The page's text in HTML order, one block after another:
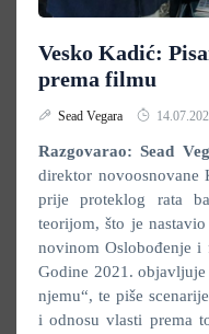
Vesko Kadić:
prema filmu
Sead Vegara
Razgovarao: Sead
direktor novoosnovane
prije proteklog rata
teorijom, što je
novinom Oslobođenje
Godine 2021.
njemu“, te piše
i odnosu vlasti prema